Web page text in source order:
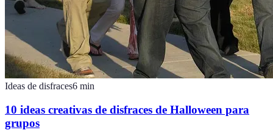
Ideas de disfraces6 min
10 ideas creativas de disfraces de Halloween para
grupos